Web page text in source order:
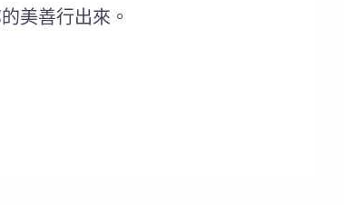
美善行出來。